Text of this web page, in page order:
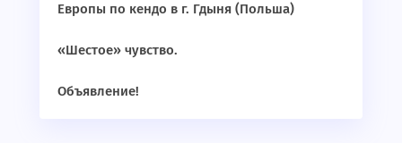
Европы по кендо в г. Гдыня (Польша)
«Шестое» чувство.
Объявление!